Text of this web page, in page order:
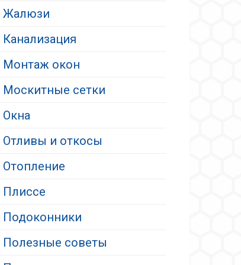
Жалюзи
Канализация
Монтаж окон
Москитные сетки
Окна
Отливы и откосы
Отопление
Плиссе
Подоконники
Полезные советы